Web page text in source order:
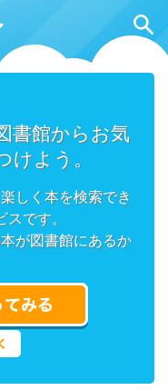
書館からお気
けよう。
しく本を検索でき
です。
が図書館にあるか